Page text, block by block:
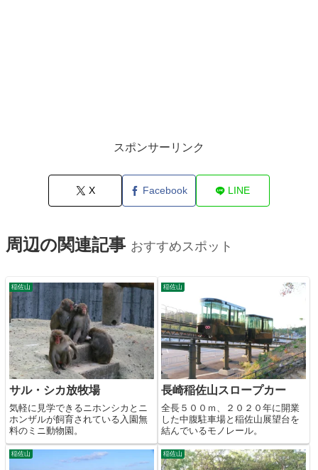
スポンサーリンク
X Facebook LINE
周辺の関連記事 おすすめスポット
稲佐山
サル・シカ放牧場
気軽に見学できるニホンシカとニ
ホンザルが飼育されている入園無
料のミニ動物園。
稲佐山
長崎稲佐山スロープカー
全長５００ｍ、２０２０年に開業
した中腹駐車場と稲佐山展望台を
結んでいるモノレール。
稲佐山 稲佐山